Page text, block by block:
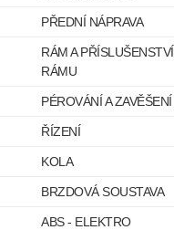
PŘEDNÍ NÁPRAVA
RÁM A PŘÍSLUŠENSTVÍ
RÁMU
PÉROVÁNÍ A ZAVĚŠENÍ
ŘÍZENÍ
KOLA
BRZDOVÁ SOUSTAVA
ABS - ELEKTRO